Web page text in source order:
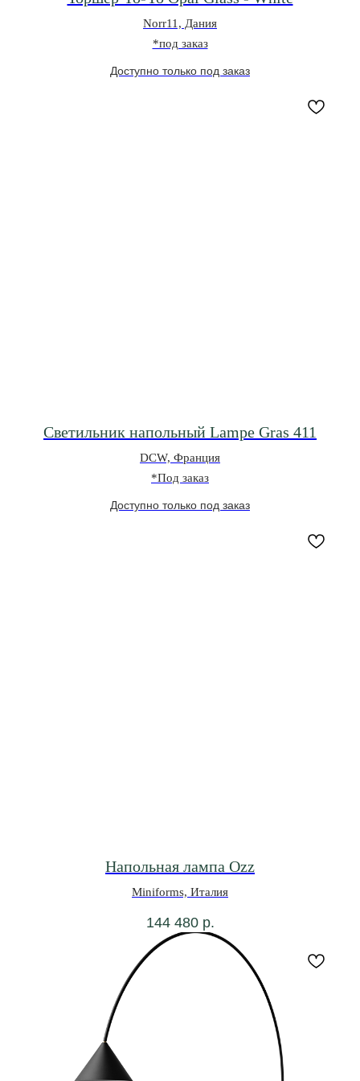
Norr11, Дания
*под заказ
Светильник напольный Lampe Gras 411
DCW, Франция
*Под заказ
Напольная лампа Ozz
Miniforms, Италия
144 480 р.